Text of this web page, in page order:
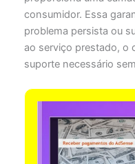
consumidor. Essa
problema persista ou
ao serviço prestado, o
suporte necessário